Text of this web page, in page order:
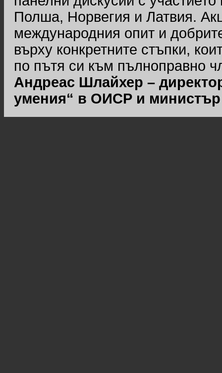
Полша, Норвегия и Латвия.
международния опит и
върху конкретните стъпки,
по пътя си към пълноправно
Андреас Шлайхер –
умения“ в ОИСР и